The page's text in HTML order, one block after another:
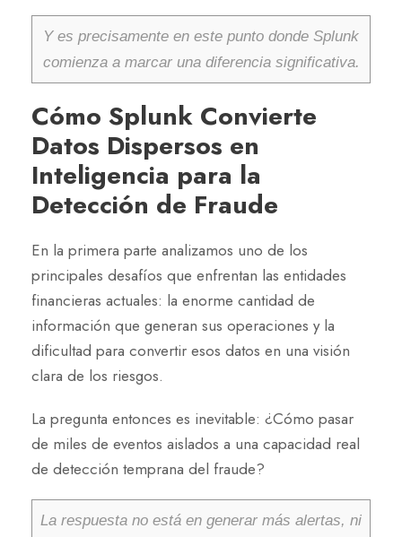
Y es precisamente en este punto donde Splunk
comienza a marcar una diferencia significativa.
Cómo Splunk Convierte
Datos Dispersos en
Inteligencia para la
Detección de Fraude
En la primera parte analizamos uno de los
principales desafíos que enfrentan las entidades
financieras actuales: la enorme cantidad de
información que generan sus operaciones y la
dificultad para convertir esos datos en una visión
clara de los riesgos.
La pregunta entonces es inevitable: ¿Cómo pasar
de miles de eventos aislados a una capacidad real
de detección temprana del fraude?
La respuesta no está en generar más alertas, ni